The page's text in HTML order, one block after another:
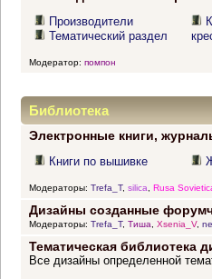
Производители
Тематический раздел
Модератор: помпон
Библиотека
Электронные книги,
Книги по вышивке
Модераторы: Trefa_T, silica Rusa
Дизайны созданные
Модераторы: Trefa_T, Тиша, Xsenia_V,
Тематическая библиотека
Все дизайны определенной